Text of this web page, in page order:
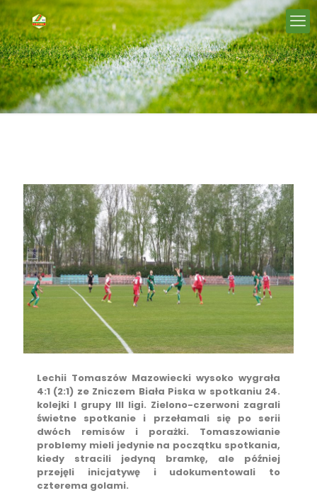
Lechii Tomaszów Mazowiecki wysoko wygrała
4:1 (2:1) ze Zniczem Biała Piska w spotkaniu 24.
kolejki I grupy III ligi. Zielono-czerwoni zagrali
świetne spotkanie i przełamali się po serii
dwóch remisów i porażki. Tomaszowianie
problemy mieli jedynie na początku spotkania,
kiedy stracili jedyną bramkę, ale później
przejęli inicjatywę i udokumentowali to
czterema golami.